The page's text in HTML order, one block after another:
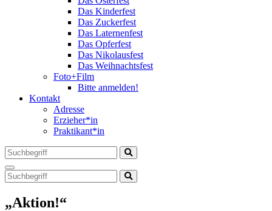
Das Kinderfest
Das Zuckerfest
Das Laternenfest
Das Opferfest
Das Nikolausfest
Das Weihnachtsfest
Foto+Film
Bitte anmelden!
Kontakt
Adresse
Erzieher*in
Praktikant*in
„Aktion!“